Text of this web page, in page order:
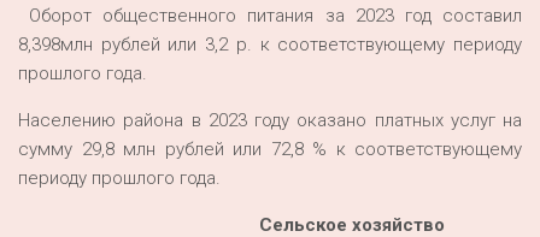
Оборот общественного питания за 2023 год составил
8,398млн рублей или 3,2 р. к соответствующему периоду
прошлого года.
Населению района в 2023 году оказано платных услуг на
сумму 29,8 млн рублей или 72,8 % к соответствующему
периоду прошлого года.
Сельское хозяйство